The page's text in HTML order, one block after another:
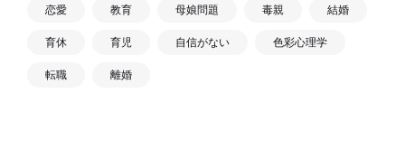
恋愛 教育 母娘問題 毒親 結婚
育休 育児 自信がない 色彩心理学
転職 離婚